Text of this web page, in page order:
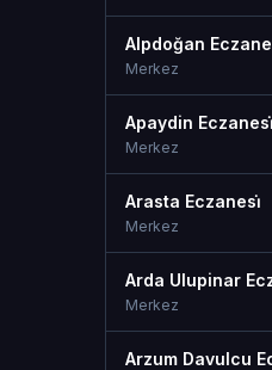
Alpdoğan
Merkez
Apaydin Eczanesi̇
Merkez
Arasta Eczanesi̇
Merkez
Arda Ulupinar
Merkez
Arzum Davulcu